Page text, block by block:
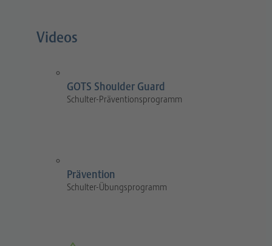
Videos
GOTS Shoulder Guard
Schulter-Präventionsprogramm
Prävention
Schulter-Übungsprogramm